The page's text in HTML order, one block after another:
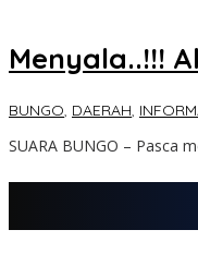
Menyala..!!!
BUNGO, DAERAH,
SUARA BUNGO – Pasca